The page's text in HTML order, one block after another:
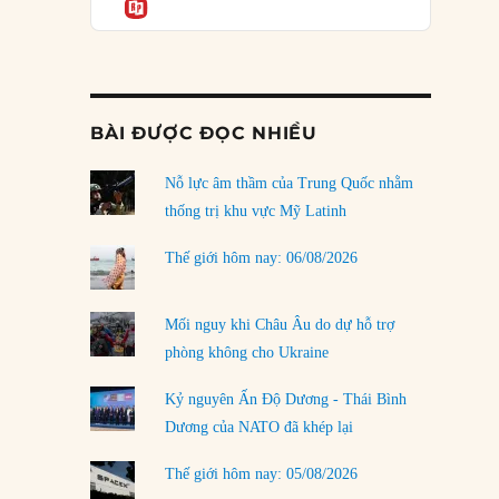
rủi ro
01/08/2026
31/07/2026
phải chịu đựng?
30/07/2026
Tập tìm cách chôn vùi bê bối chấn động vòng
tròn thân cận của mình
BÀI ĐƯỢC ĐỌC NHIỀU
Nỗ lực âm thầm của Trung Quốc nhằm
thống trị khu vực Mỹ Latinh
Thế giới hôm nay: 06/08/2026
Mối nguy khi Châu Âu do dự hỗ trợ
phòng không cho Ukraine
Kỷ nguyên Ấn Độ Dương - Thái Bình
Dương của NATO đã khép lại
Thế giới hôm nay: 05/08/2026